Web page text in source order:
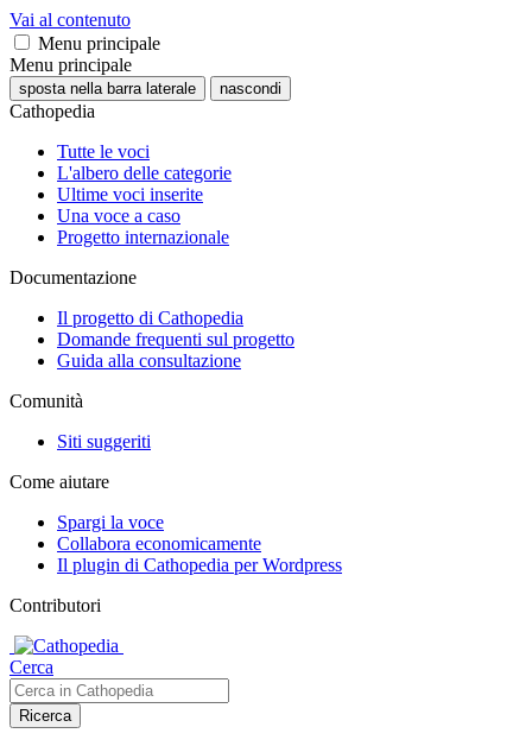
Vai al contenuto
Menu principale
Menu principale
sposta nella barra laterale nascondi
Cathopedia
Tutte le voci
L'albero delle categorie
Ultime voci inserite
Una voce a caso
Progetto internazionale
Documentazione
Il progetto di Cathopedia
Domande frequenti sul progetto
Guida alla consultazione
Comunità
Siti suggeriti
Come aiutare
Spargi la voce
Collabora economicamente
Il plugin di Cathopedia per Wordpress
Contributori
Cerca
Ricerca